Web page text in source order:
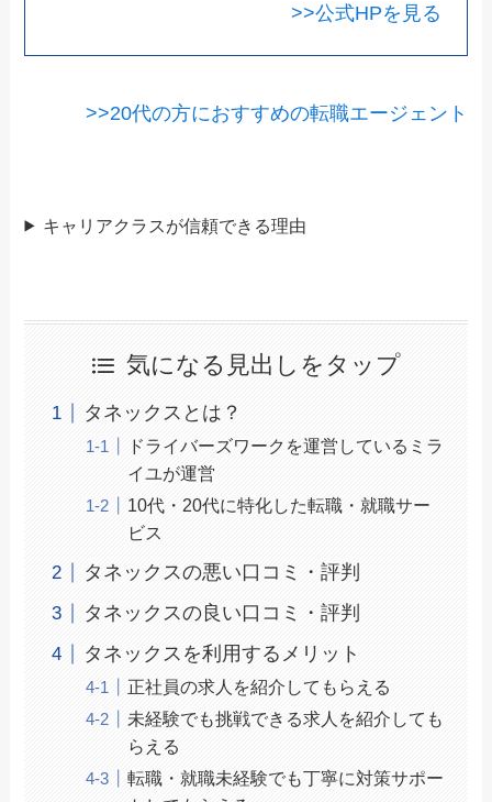
>>公式HPを見る
>>20代の方におすすめの転職エージェント
キャリアクラスが信頼できる理由
気になる見出しをタップ
タネックスとは？
ドライバーズワークを運営しているミラ
イユが運営
10代・20代に特化した転職・就職サー
ビス
タネックスの悪い口コミ・評判
タネックスの良い口コミ・評判
タネックスを利用するメリット
正社員の求人を紹介してもらえる
未経験でも挑戦できる求人を紹介しても
らえる
転職・就職未経験でも丁寧に対策サポー